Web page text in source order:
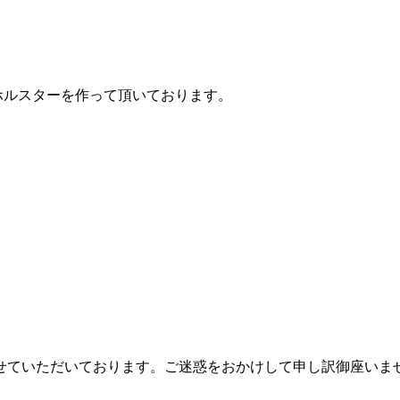
スターを作って頂いております。
いただいております。ご迷惑をおかけして申し訳御座いま